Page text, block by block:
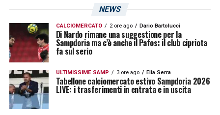
NEWS
CALCIOMERCATO 2 ore ago Dario Bartolucci
Di Nardo rimane una suggestione per la
Sampdoria ma c’è anche il Pafos: il club cipriota
fa sul serio
ULTIMISSIME SAMP 3 ore ago Elia Serra
Tabellone calciomercato estivo Sampdoria 2026
LIVE: i trasferimenti in entrata e in uscita